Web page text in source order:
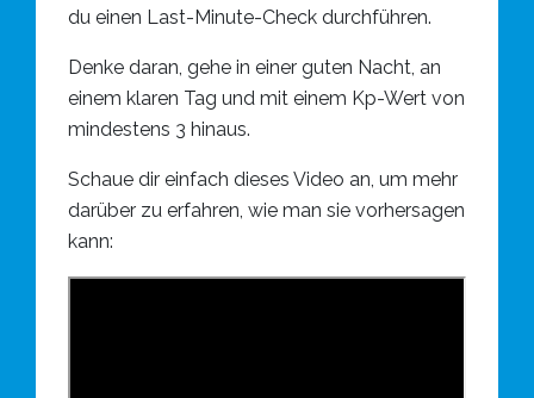
du einen Last-Minute-Check durchführen.
Denke daran, gehe in einer guten Nacht, an
einem klaren Tag und mit einem Kp-Wert von
mindestens 3 hinaus.
Schaue dir einfach dieses Video an, um mehr
darüber zu erfahren, wie man sie vorhersagen
kann: